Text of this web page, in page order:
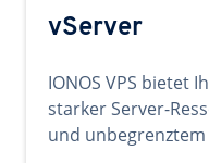
vServer
IONOS VPS bietet
starker Server-
und unbegrenztem